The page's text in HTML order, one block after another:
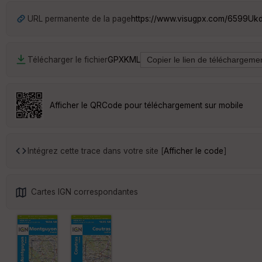
URL permanente de la pagehttps://www.visugpx.com/
Télécharger le fichierGPXKML
Afficher le QRCode pour téléchargement sur mobile
Intégrez cette trace dans votre site [Afficher le code]
Cartes IGN correspondantes